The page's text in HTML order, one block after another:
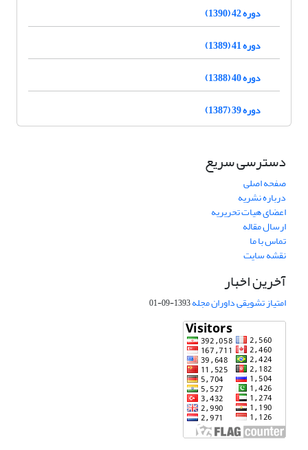
دوره 42 (1390)
دوره 41 (1389)
دوره 40 (1388)
دوره 39 (1387)
دسترسی سریع
صفحه اصلی
درباره نشریه
اعضای هیات تحریریه
ارسال مقاله
تماس با ما
نقشه سایت
آخرین اخبار
امتیاز تشویقی داوران مجله1393-09-01